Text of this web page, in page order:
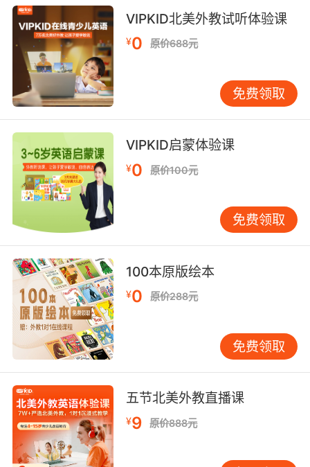
7. Skalengecks not being overly hygienic,
should be doable.
蜥怪可不怎么讲卫生 我应该可以
8. But our security consultants say it's
doable.
但我們的安全顧問評估這是可行的
9. Jamie has crunched the numbers and
believes it is doable.
杰米通过数字运算 确信它是可行的
10. But it's also doable, right? I think it's okay.
但是可行 对吗 我觉得可以
VIPKID北美外教试听体验课
¥0 原价688元
免费领取
VIPKID启蒙体验课
¥0 原价100元
免费领取
100本原版绘本
¥0 原价288元
免费领取
五节北美外教直播课
¥9 原价888元